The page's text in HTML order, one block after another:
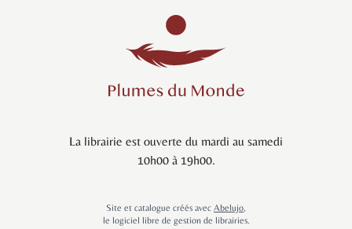
La librairie est ouverte du mardi au samedi
10h00 à 19h00.
Site et catalogue créés avec Abelujo,
le logiciel libre de gestion de librairies.